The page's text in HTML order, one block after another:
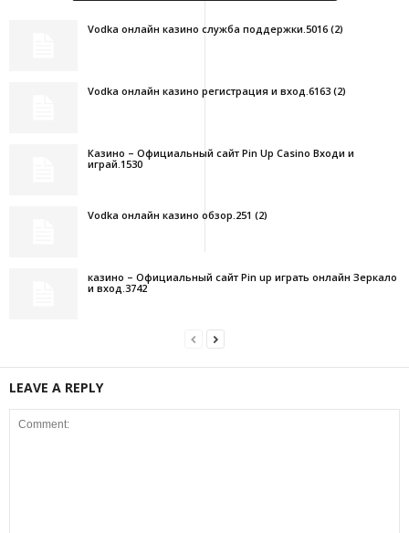
Vodka онлайн казино служба поддержки.5016 (2)
Vodka онлайн казино регистрация и вход.6163 (2)
Казино – Официальный сайт Pin Up Casino Входи и
играй.1530
Vodka онлайн казино обзор.251 (2)
казино – Официальный сайт Pin up играть онлайн Зеркало
и вход.3742
LEAVE A REPLY